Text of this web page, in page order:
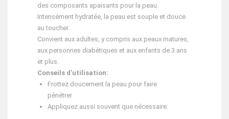
des composants apaisants pour la peau.
Intensément hydratée, la peau est souple et douce
au toucher.
Convient aux adultes, y compris aux peaux matures,
aux personnes diabétiques et aux enfants de 3 ans
et plus.
Conseils d’utilisation:
Frottez doucement la peau pour faire
pénétrer
Appliquez aussi souvent que nécessaire.